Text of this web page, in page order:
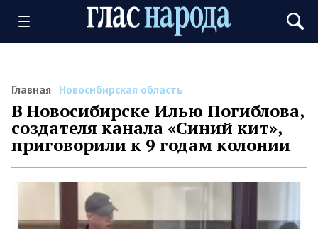
Главная Новосибирская область
В Новосибирске Илью Погиблова,
создателя канала «Синий кит»,
приговорили к 9 годам колонии